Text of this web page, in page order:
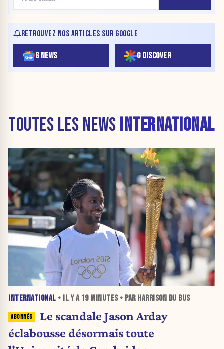
RETROUVEZ NOS ARTICLES SUR GOOGLE
G NEWS G DISCOVER
TOUTES LES NEWS INTERNATIONAL
INTERNATIONAL • IL Y A 19 MINUTES• PAR HARRISON DU BUS
Le scandale Jason Arday
éclabousse désormais toute